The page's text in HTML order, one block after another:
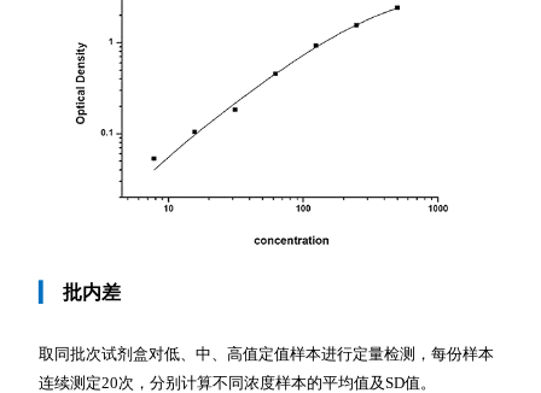
批内差
取同批次试剂盒对低、中、高值定值样本进行定量检测，每份样本
连续测定20次，分别计算不同浓度样本的平均值及SD值。